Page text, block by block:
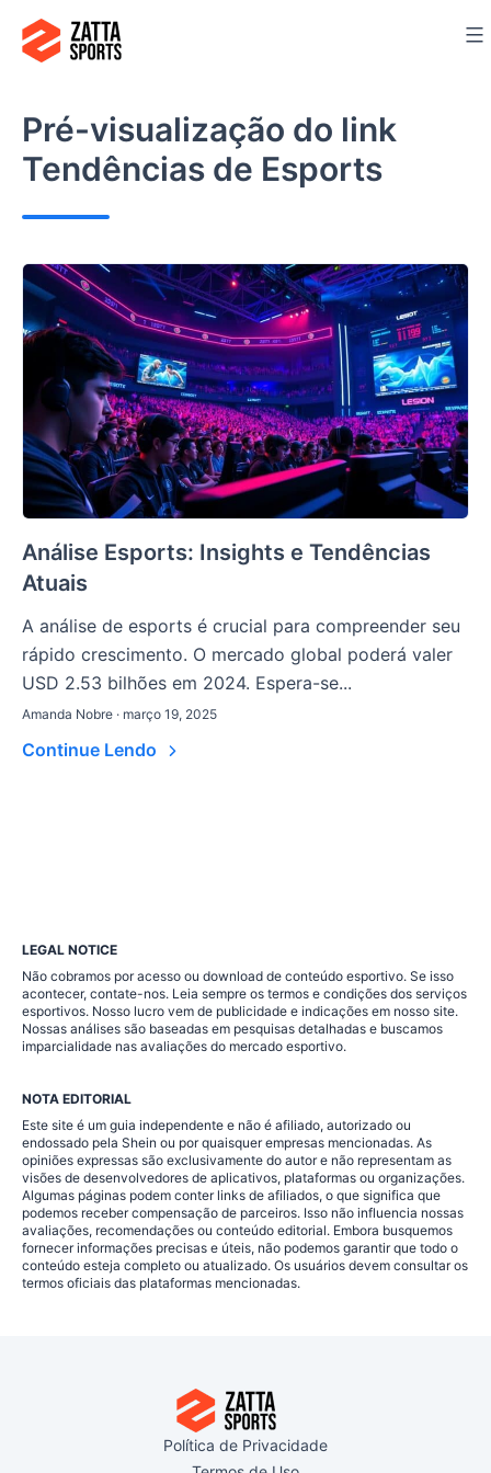
para
conteúdo
Pré-visualização do link
Tendências de Esports
Análise Esports: Insights e Tendências
Atuais
A análise de esports é crucial para compreender seu
rápido crescimento. O mercado global poderá valer
USD 2.53 bilhões em 2024. Espera-se...
Amanda Nobre · março 19, 2025
Continue Lendo
LEGAL NOTICE
Não cobramos por acesso ou download de conteúdo esportivo. Se isso
acontecer, contate-nos. Leia sempre os termos e condições dos serviços
esportivos. Nosso lucro vem de publicidade e indicações em nosso site.
Nossas análises são baseadas em pesquisas detalhadas e buscamos
imparcialidade nas avaliações do mercado esportivo.
NOTA EDITORIAL
Este site é um guia independente e não é afiliado, autorizado ou
endossado pela Shein ou por quaisquer empresas mencionadas. As
opiniões expressas são exclusivamente do autor e não representam as
visões de desenvolvedores de aplicativos, plataformas ou organizações.
Algumas páginas podem conter links de afiliados, o que significa que
podemos receber compensação de parceiros. Isso não influencia nossas
avaliações, recomendações ou conteúdo editorial. Embora busquemos
fornecer informações precisas e úteis, não podemos garantir que todo o
conteúdo esteja completo ou atualizado. Os usuários devem consultar os
termos oficiais das plataformas mencionadas.
Política de Privacidade